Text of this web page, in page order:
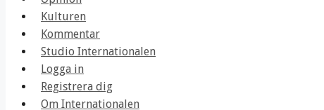
Kulturen
Kommentar
Studio Internationalen
Logga in
Registrera dig
Om Internationalen